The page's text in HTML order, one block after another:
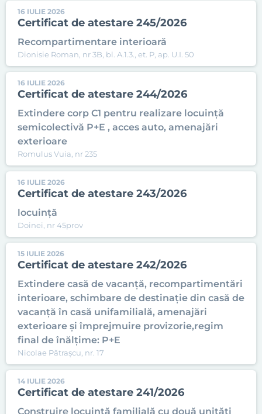
16 IULIE 2026
Certificat de atestare 245/2026
Recompartimentare interioară
Dionisie Roman, nr 3B, bl. A.1.3., et. P, ap. U.I. 50
16 IULIE 2026
Certificat de atestare 244/2026
Extindere corp C1 pentru realizare locuință
semicolectivă P+E , acces auto, amenajări
exterioare
Romulus Vuia, nr 235
16 IULIE 2026
Certificat de atestare 243/2026
locuință
Doinei, nr 45prov
15 IULIE 2026
Certificat de atestare 242/2026
Extindere casă de vacanță, recompartimentări
interioare, schimbare de destinație din casă de
vacanță în casă unifamilială, amenajări
exterioare și împrejmuire provizorie,regim
final de înălțime: P+E
Nicolae Pătrașcu, nr. 17
14 IULIE 2026
Certificat de atestare 241/2026
Construire locuință familială cu două unități